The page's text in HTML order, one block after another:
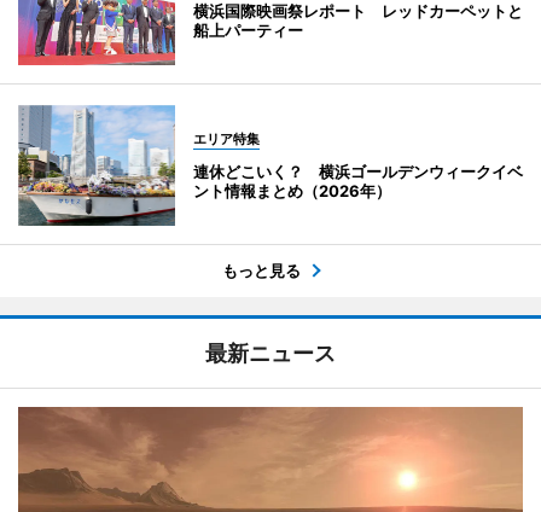
横浜国際映画祭レポート レッドカーペットと
船上パーティー
エリア特集
連休どこいく？ 横浜ゴールデンウィークイベ
ント情報まとめ（2026年）
もっと見る
最新ニュース